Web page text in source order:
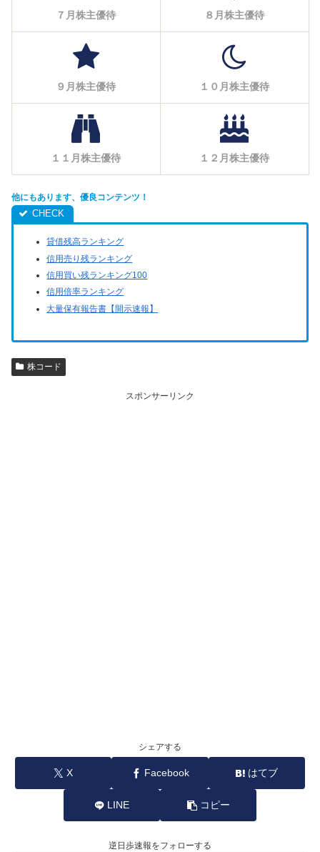
７月株主優待 ８月株主優待
９月株主優待 １０月株主優待
１１月株主優待 １２月株主優待
他にもあります、優良コンテンツ！
貸借残高ランキング
信用売り残ランキング
信用買い残ランキング100
信用倍率ランキング
大量保有報告書【開示速報】
株コード
スポンサーリンク
シェアする
X Facebook はてブ
LINE コピー
逆日歩速報をフォローする